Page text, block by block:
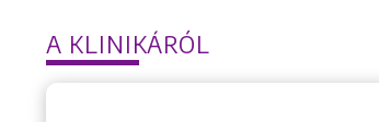
A KLINIKÁRÓL